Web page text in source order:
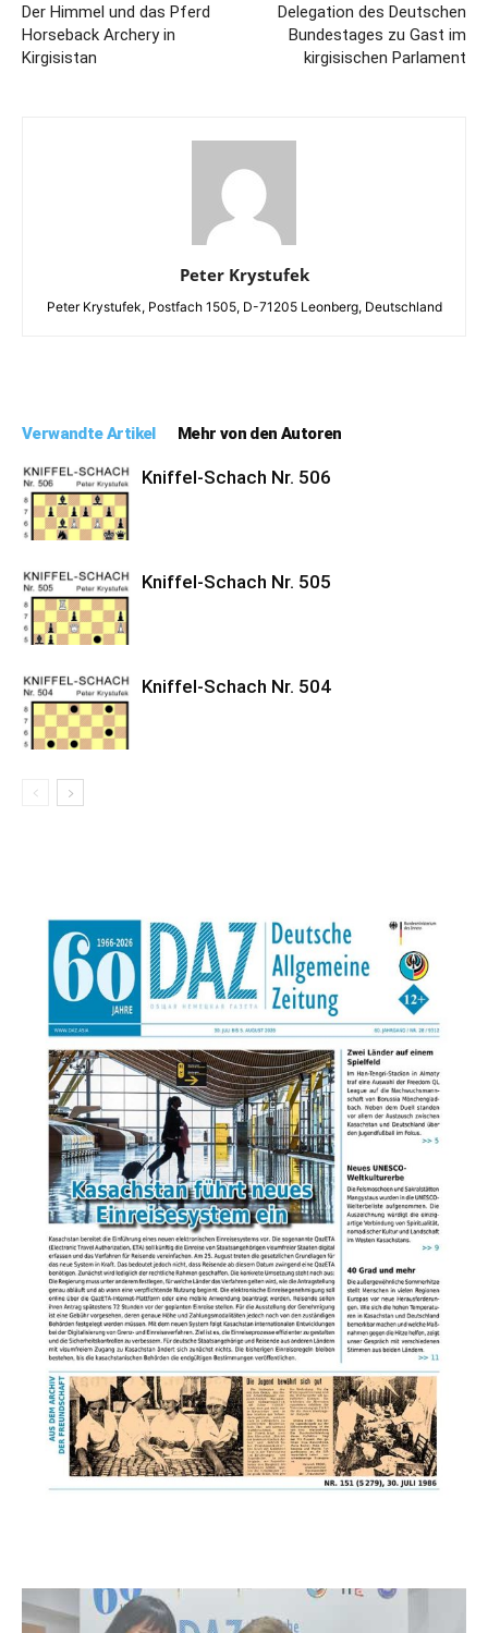
Der Himmel und das Pferd
Horseback Archery in
Kirgisistan
Delegation des Deutschen
Bundestages zu Gast im
kirgisischen Parlament
Peter Krystufek
Peter Krystufek, Postfach 1505, D-71205 Leonberg, Deutschland
Verwandte Artikel Mehr von den Autoren
Kniffel-Schach Nr. 506
Kniffel-Schach Nr. 505
Kniffel-Schach Nr. 504